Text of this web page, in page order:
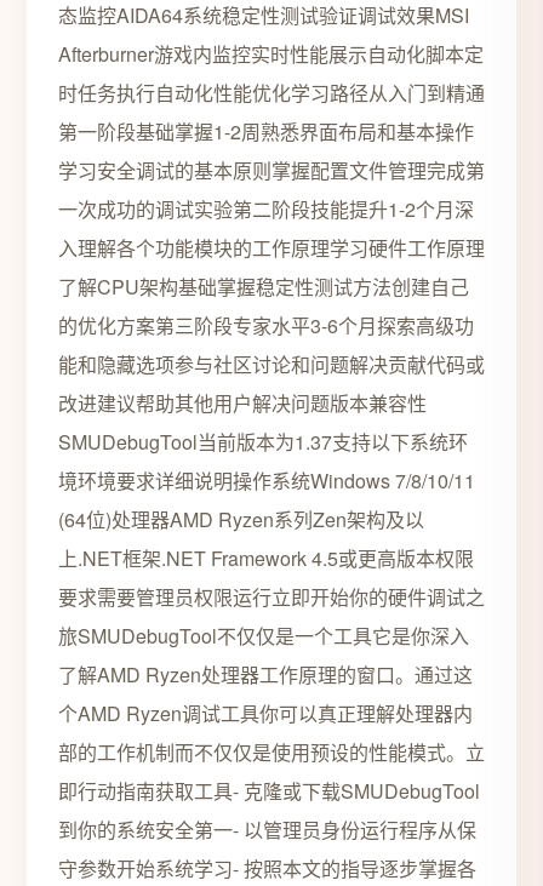
态监控AIDA64系统稳定性测试验证调试效果MSI
Afterburner游戏内监控实时性能展示自动化脚本定
时任务执行自动化性能优化学习路径从入门到精通
第一阶段基础掌握1-2周熟悉界面布局和基本操作
学习安全调试的基本原则掌握配置文件管理完成第
一次成功的调试实验第二阶段技能提升1-2个月深
入理解各个功能模块的工作原理学习硬件工作原理
了解CPU架构基础掌握稳定性测试方法创建自己
的优化方案第三阶段专家水平3-6个月探索高级功
能和隐藏选项参与社区讨论和问题解决贡献代码或
改进建议帮助其他用户解决问题版本兼容性
SMUDebugTool当前版本为1.37支持以下系统环
境环境要求详细说明操作系统Windows 7/8/10/11
(64位)处理器AMD Ryzen系列Zen架构及以
上.NET框架.NET Framework 4.5或更高版本权限
要求需要管理员权限运行立即开始你的硬件调试之
旅SMUDebugTool不仅仅是一个工具它是你深入
了解AMD Ryzen处理器工作原理的窗口。通过这
个AMD Ryzen调试工具你可以真正理解处理器内
部的工作机制而不仅仅是使用预设的性能模式。立
即行动指南获取工具- 克隆或下载SMUDebugTool
到你的系统安全第一- 以管理员身份运行程序从保
守参数开始系统学习- 按照本文的指导逐步掌握各